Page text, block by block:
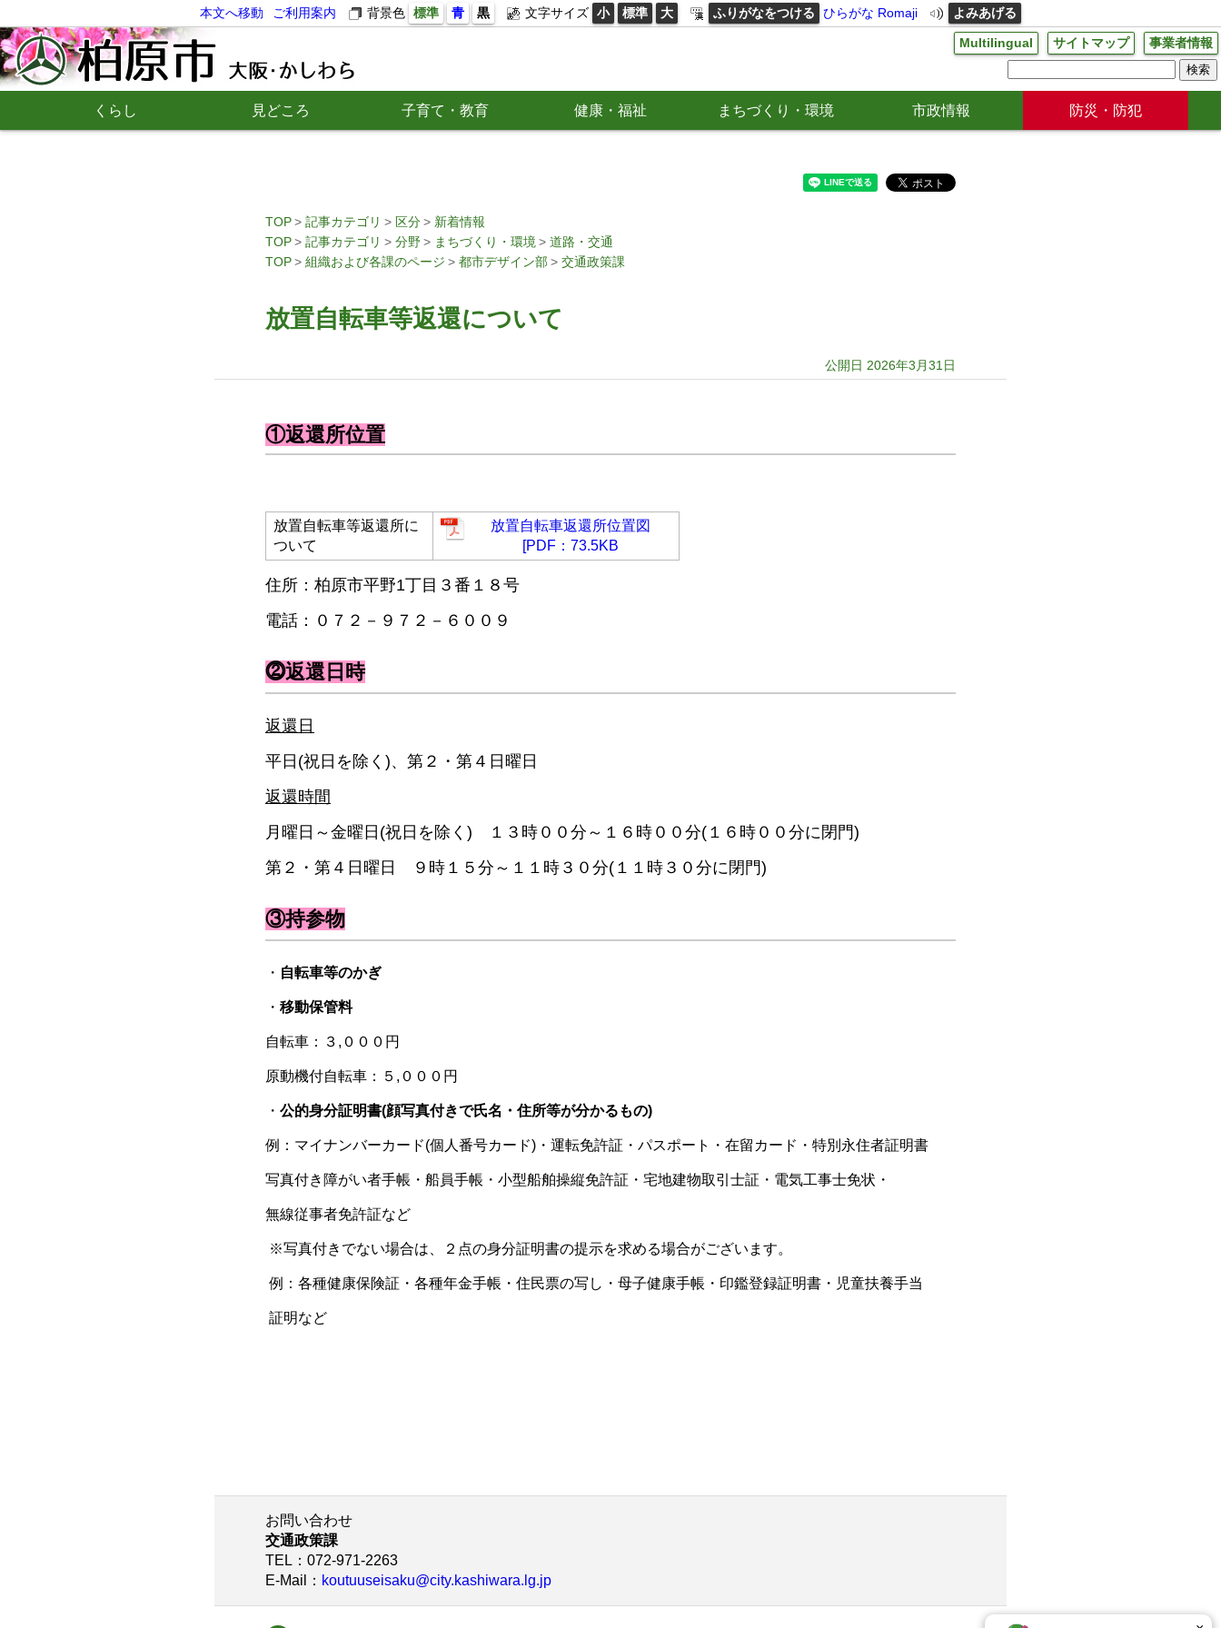
本文へ移動 ご利用案内 背景色 標準 青 黒 文字サイズ 小 標準 大 ふりがなをつける ひらがな Romaji よみあげる
Multilingual サイトマップ 事業者情報
くらし 見どころ 子育て・教育 健康・福祉 まちづくり・環境 市政情報 防災・防犯
TOP 記事カテゴリ 区分
新着情報
TOP
記事カテゴリ 分野 まちづくり・環境
道路・交通
TOP
組織および各課のページ 都市デザイン部 交通政策課
放置自転車等返還について
公開日 2026年3月31日
①返還所位置
放置自転車等返還所に
ついて
放置自転車返還所位置図
[PDF：73.5KB
住所：柏原市平野1丁目３番１８号
電話：０７２－９７２－６００９
⓶返還日時
返還日
平日(祝日を除く)、第２・第４日曜日
返還時間
月曜日～金曜日(祝日を除く) １３時００分～１６時００分(１６時００分に閉門)
第２・第４日曜日 ９時１５分～１１時３０分(１１時３０分に閉門)
③持参物
・ 自転車等のかぎ
・ 移動保管料
自転車：３,０００円
原動機付自転車：５,０００円
・ 公的身分証明書(顔写真付きで氏名・住所等が分かるもの)
例：マイナンバーカード(個人番号カード)・運転免許証・パスポート・在留カード・特別永住者証明書
写真付き障がい者手帳・船員手帳・小型船舶操縦免許証・宅地建物取引士証・電気工事士免状・
無線従事者免許証など
※写真付きでない場合は、２点の身分証明書の提示を求める場合がございます。
例：各種健康保険証・各種年金手帳・住民票の写し・母子健康手帳・印鑑登録証明書・児童扶養手当
証明など
お問い合わせ
交通政策課
TEL ：072-971-2263
E-Mail
： koutuuseisaku@city.kashiwara.lg.jp